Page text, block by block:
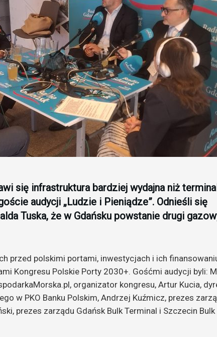
się infrastruktura bardziej wydajna niż
audycji „Ludzie i Pieniądze”. Odnieśli się
Tuska, że w Gdańsku powstanie drugi
przed polskimi portami, inwestycjach i ich
Kongresu Polskie Porty 2030+. Gośćmi audycji byli:
organizator kongresu, Artur Kucia,
w PKO Banku Polskim, Andrzej Kuźmicz, prezes
prezes zarządu Gdańsk Bulk Terminal i Szczecin Bulk